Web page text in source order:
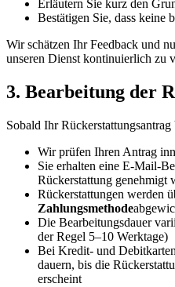
Erläutern Sie kurz den
Bestätigen Sie, dass keine
Wir schätzen Ihr Feedback und
unseren Dienst kontinuierlich zu
3. Bearbeitung der
Sobald Ihr
Wir prüfen Ihren Antrag
Sie erhalten eine E-Mail-
Rückerstattung genehmigt
Rückerstattungen werden
Zahlungsmethode
Die Bearbeitungsdauer
der Regel 5–10 Werktage)
Bei Kredit- und
dauern, bis die
erscheint